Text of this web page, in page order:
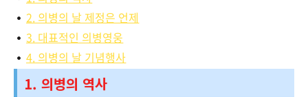
2. 의병의 날 제정은 언제
3. 대표적인 의병영웅
4. 의병의 날 기념행사
1. 의병의 역사